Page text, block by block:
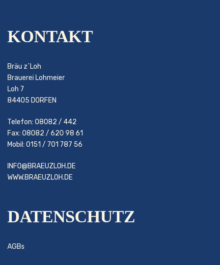
KONTAKT
Bräu z´Loh
Brauerei Lohmeier
Loh 7
84405 DORFEN
Telefon: 08082 / 442
Fax: 08082 / 620 98 61
Mobil: 0151 / 701 787 56
INFO@BRAEUZLOH.DE
WWW.BRAEUZLOH.DE
DATENSCHUTZ
AGBs